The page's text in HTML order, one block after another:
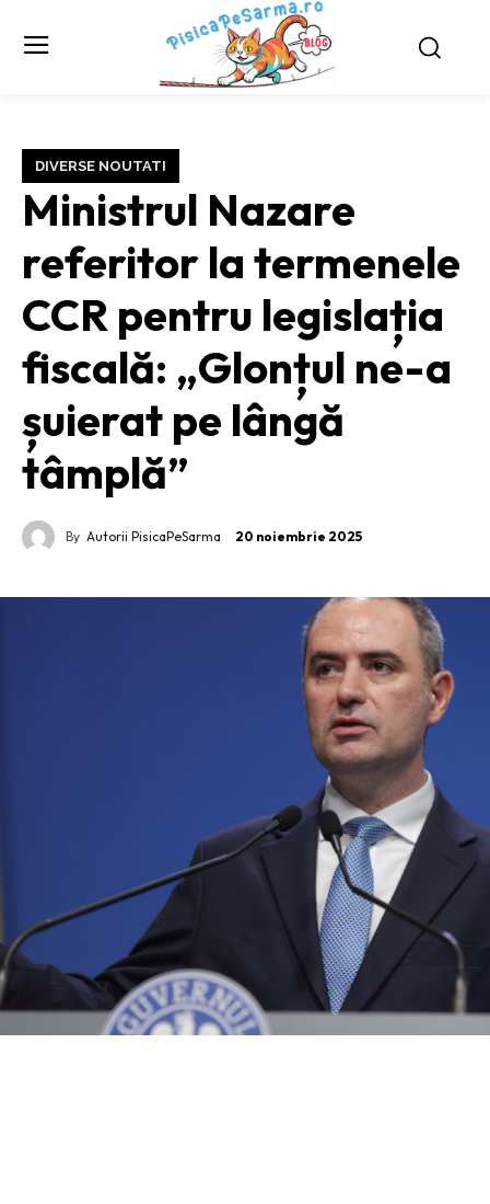
DIVERSE NOUTATI
Ministrul Nazare
referitor la termenele
CCR pentru legislația
fiscală: „Glonțul ne-a
șuierat pe lângă
tâmplă”
By Autorii PisicaPeSarma 20 noiembrie 2025